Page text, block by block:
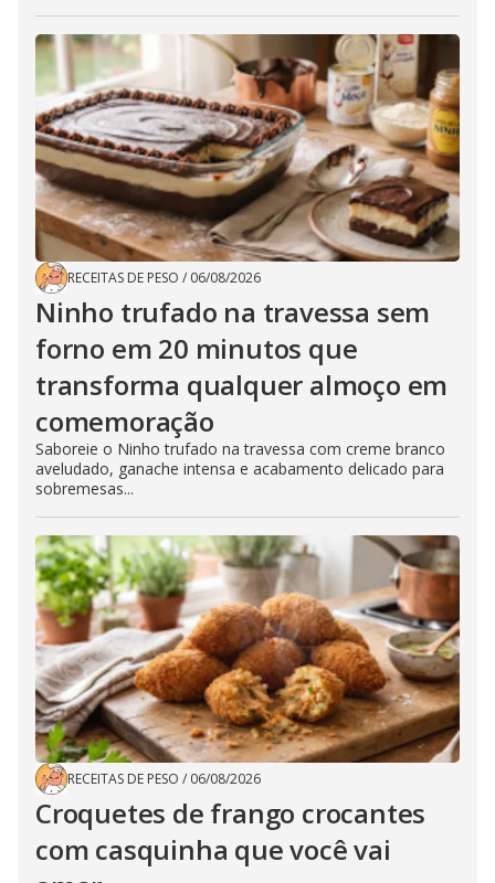
RECEITAS DE PESO / 06/08/2026
Ninho trufado na travessa sem
forno em 20 minutos que
transforma qualquer almoço em
comemoração
Saboreie o Ninho trufado na travessa com creme branco
aveludado, ganache intensa e acabamento delicado para
sobremesas...
RECEITAS DE PESO / 06/08/2026
Croquetes de frango crocantes
com casquinha que você vai